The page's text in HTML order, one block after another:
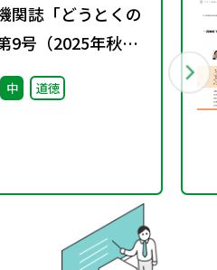
関誌「どうとくの
9号（2025年秋
中 道徳